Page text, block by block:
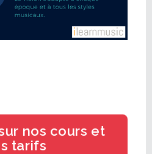
nos cours et
tarifs